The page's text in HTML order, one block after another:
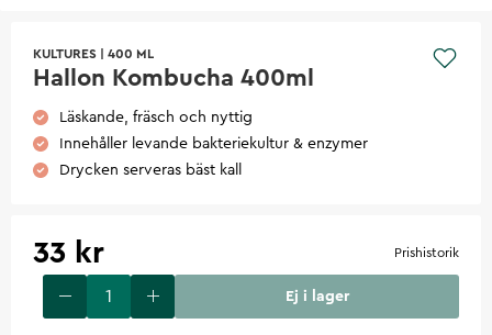
KULTURES 400 ML
Hallon Kombucha 400ml
Läskande, fräsch och nyttig
Innehåller levande bakteriekultur & enzymer
Drycken serveras bäst kall
33 kr Prishistorik
Ej i lager